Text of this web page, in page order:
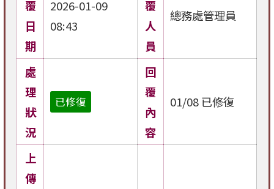
覆
日
期
2026-01-09
08:43
覆
人
員
總務處管理員
處
理
狀
況
已修復
回
覆
內
容
01/08 已修復
上
傳